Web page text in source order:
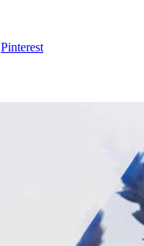
Pinterest